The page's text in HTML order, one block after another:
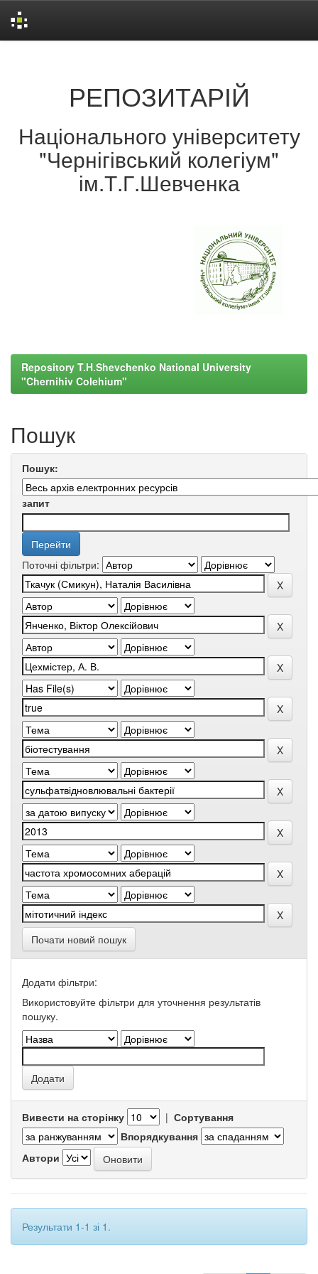
РЕПОЗИТАРІЙ
Національного університету
"Чернігівський колегіум"
ім.Т.Г.Шевченка
Repository T.H.Shevchenko National University
"Chernihiv Colehium"
Пошук
Пошук:
запит
Поточні фільтри:
Почати новий пошук
Додати фільтри:
Використовуйте фільтри для уточнення результатів
пошуку.
Вивести на сторінку | Сортування
Впорядкування
Автори
Результати 1-1 зі 1.